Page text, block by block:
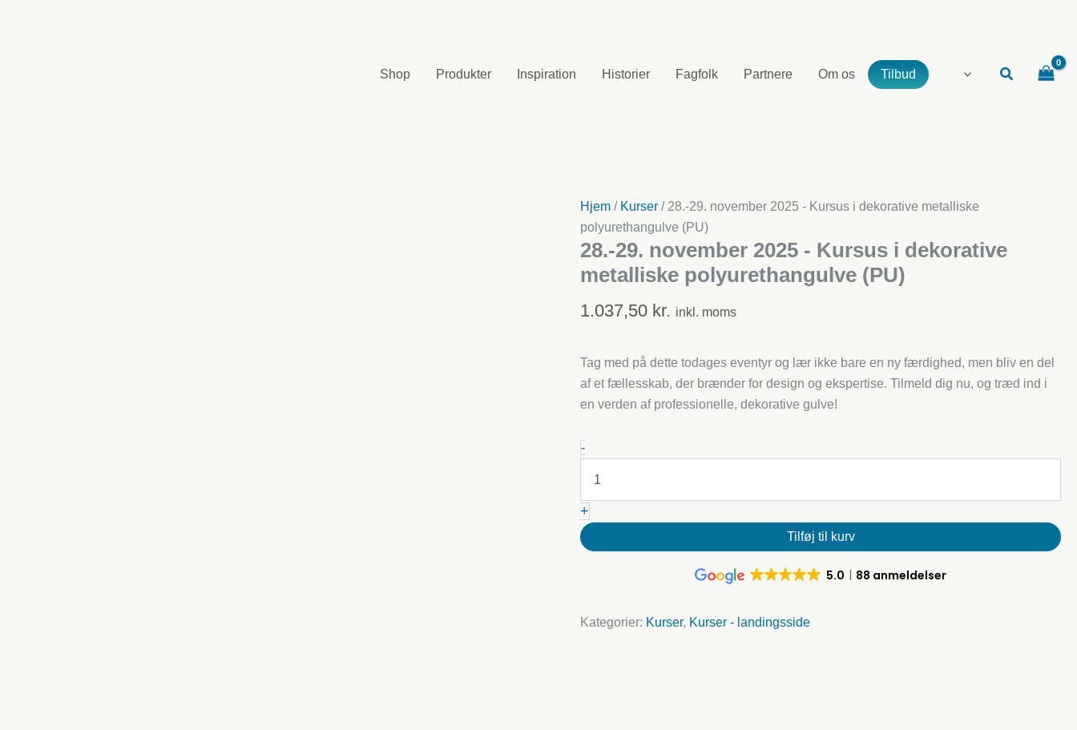
Shop
Produkter Inspiration Historier Fagfolk Partnere Om os Tilbud
Hjem / Kurser / 28.-29. november 2025 - Kursus i dekorative metalliske
polyurethangulve (PU)
28.-29. november 2025 - Kursus i dekorative
metalliske polyurethangulve (PU)
1.037,50 kr. inkl. moms
Tag med på dette todages eventyr og lær ikke bare en ny færdighed, men bliv en del
af et fællesskab, der brænder for design og ekspertise. Tilmeld dig nu, og træd ind i
en verden af professionelle, dekorative gulve!
-28.-29.
november
2025
Kursus
i
+
Tilføj til kurv
5.0 88 anmeldelser
Kategorier: Kurser, Kurser - landingsside